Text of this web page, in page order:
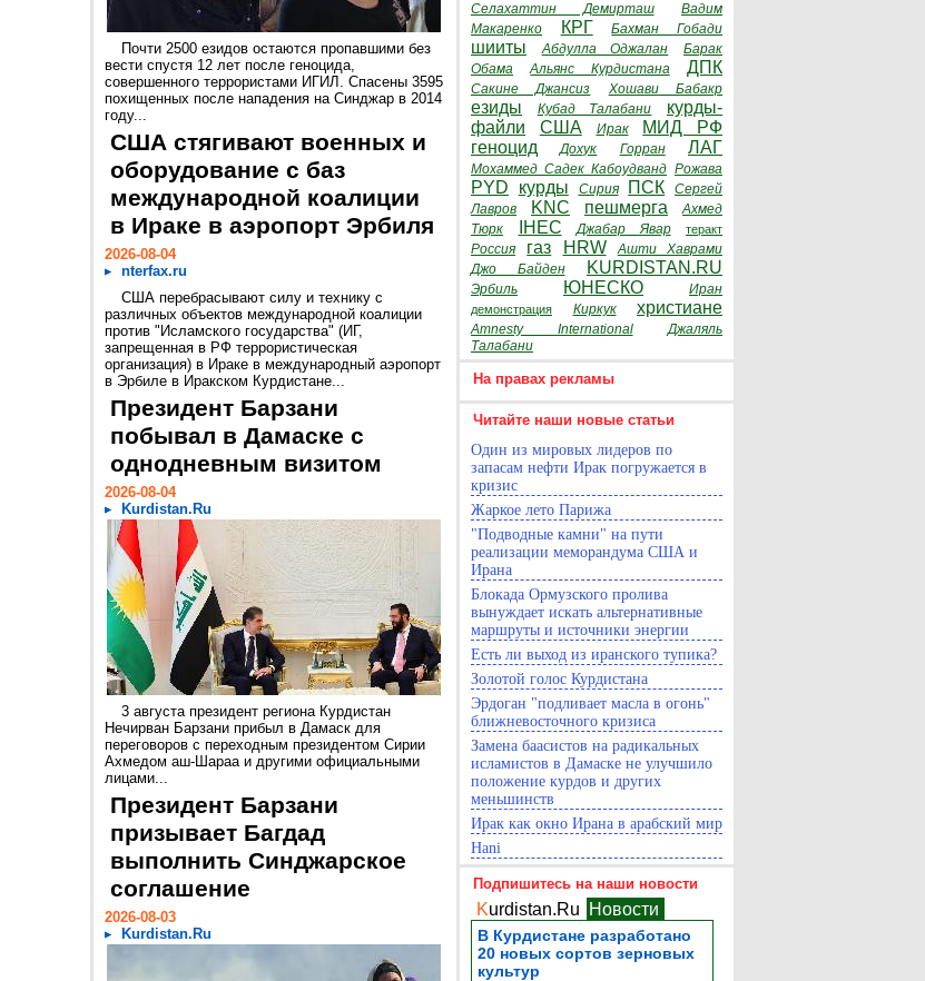
Почти 2500 езидов остаются пропавшими без
вести спустя 12 лет после геноцида,
совершенного террористами ИГИЛ. Спасены 3595
похищенных после нападения на Синджар в 2014
году...
США стягивают военных и
оборудование с баз
международной коалиции
в Ираке в аэропорт Эрбиля
2026-08-04
nterfax.ru
США перебрасывают силу и технику с
различных объектов международной коалиции
против "Исламского государства" (ИГ,
запрещенная в РФ террористическая
организация) в Ираке в международный аэропорт
в Эрбиле в Иракском Курдистане...
Президент Барзани
побывал в Дамаске с
однодневным визитом
2026-08-04
Kurdistan.Ru
3 августа президент региона Курдистан
Нечирван Барзани прибыл в Дамаск для
переговоров с переходным президентом Сирии
Ахмедом аш-Шараа и другими официальными
лицами...
Президент Барзани
призывает Багдад
выполнить Синджарское
соглашение
2026-08-03
Kurdistan.Ru
Селахаттин Демирташ
Вадим
Макаренко
КРГ Бахман Гобади
шииты Абдулла Оджалан
Барак
Обама
Альянс Курдистана ДПК
Сакине Джансиз Хошави Бабакр
езиды Кубад Талабани
курды-
файли
США Ирак
МИД РФ
геноцид
Дохук Горран ЛАГ
Мохаммед Садек Кабоудванд Рожава
PYD курды Сирия ПСК
Сергей
Лавров
KNC пешмерга
Ахмед
Тюрк
IHEC Джабар Явар теракт
Россия газ HRW
Ашти Хаврами
Джо Байден
KURDISTAN.RU
Эрбиль ЮНЕСКО Иран
демонстрация Киркук христиане
Amnesty International
Джаляль
Талабани
На правах рекламы
Читайте наши новые статьи
Один из мировых лидеров по
запасам нефти Ирак погружается в
кризис
Жаркое лето Парижа
"Подводные камни" на пути
реализации меморандума США и
Ирана
Блокада Ормузского пролива
вынуждает искать альтернативные
маршруты и источники энергии
Есть ли выход из иранского тупика?
Золотой голос Курдистана
Эрдоган "подливает масла в огонь"
ближневосточного кризиса
Замена баасистов на радикальных
исламистов в Дамаске не улучшило
положение курдов и других
меньшинств
Ирак как окно Ирана в арабский мир
Hani
Подпишитесь на наши новости
Kurdistan.Ru Новости
В Курдистане разработано
20 новых сортов зерновых
культур